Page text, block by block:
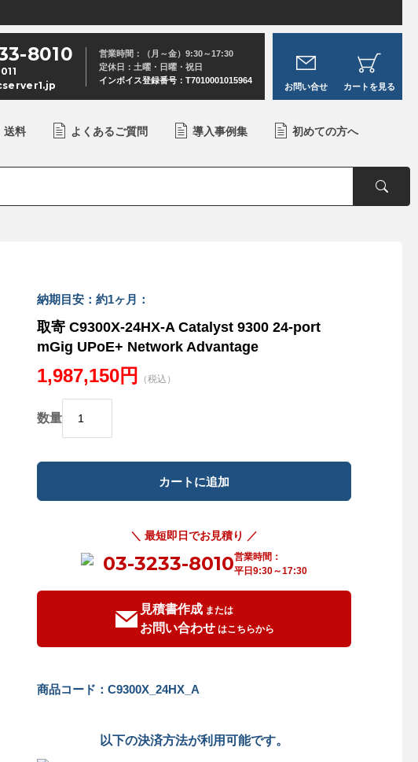
8010
営業時間：（月～金）9:30～17:30
定休日：土曜・日曜・祝日
インボイス登録番号：T7010001015964
お問い合せ カートを見る
送料 よくあるご質問 導入事例集 初めての方へ
納期目安：約1ヶ月：
取寄 C9300X-24HX-A Catalyst 9300 24-port
mGig UPoE+ Network Advantage
1,987,150円 （税込）
数量
＼ 最短即日でお見積り ／
03-3233-8010営業時間：
平日9:30～17:30
見積書作成 または
お問い合わせ はこちらから
商品コード：C9300X_24HX_A
以下の決済方法が利用可能です。